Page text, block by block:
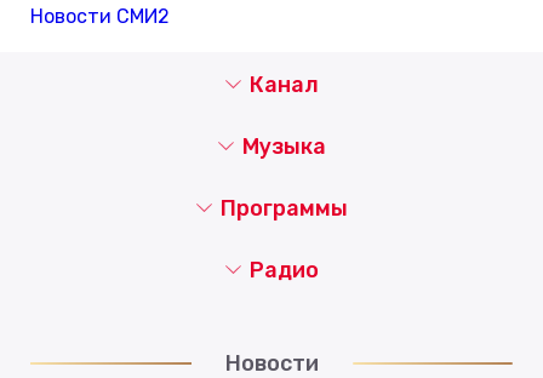
Новости СМИ2
Канал
Музыка
Новости
Программы
Радио